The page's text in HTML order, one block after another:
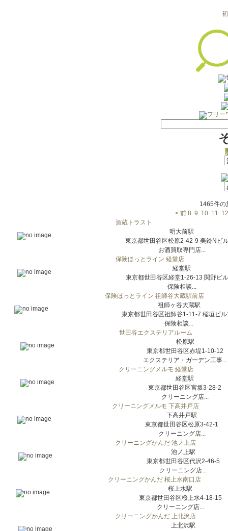
1465件の
< 前 8 9 10 11 12
酒蔵トラスト
明大前駅
東京都世田谷区松原2-42-9 美鈴Nビ
お酒買取専門店...
保険ほっとライン 経堂店
経堂駅
東京都世田谷区経堂1-26-13 関野ビ
保険相談...
保険ほっとライン 祖師谷大蔵駅前店
祖師ヶ谷大蔵駅
東京都世田谷区祖師谷1-11-7 稲垣ビ
保険相談...
世田谷エクステリアルーム
松原駅
東京都世田谷区赤堤1-10-12
エクステリア・ガーデン工事...
クリーニングメルモ 経堂店
経堂駅
東京都世田谷区宮坂3-28-2
クリーニング店...
クリーニングメルモ 下高井戸店
下高井戸駅
東京都世田谷区松原3-42-1
クリーニング店...
クリーニングかんだ 池ノ上店
池ノ上駅
東京都世田谷区代沢2-46-5
クリーニング店...
クリーニングかんだ 桜上水南口店
桜上水駅
東京都世田谷区桜上水4-18-15
クリーニング店...
クリーニングかんだ 上北沢店
上北沢駅